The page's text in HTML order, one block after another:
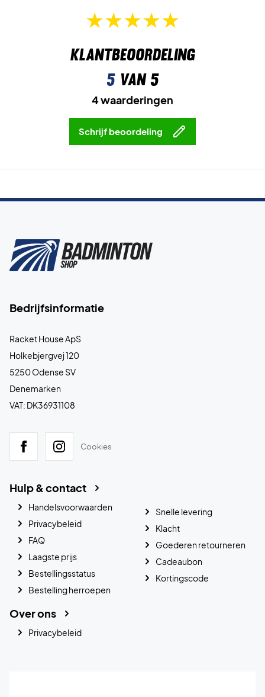
Klantbeoordeling
5van 5
4 waarderingen
Schrijf beoordeling
Bedrijfsinformatie
Racket House ApS
Holkebjergvej 120
5250 Odense SV
Denemarken
VAT: DK36931108
Cookies
Hulp & contact
Handelsvoorwaarden
Privacybeleid
FAQ
Laagste prijs
Bestellingsstatus
Bestelling herroepen
Snelle levering
Klacht
Goederen retourneren
Cadeaubon
Kortingscode
Over ons
Privacybeleid